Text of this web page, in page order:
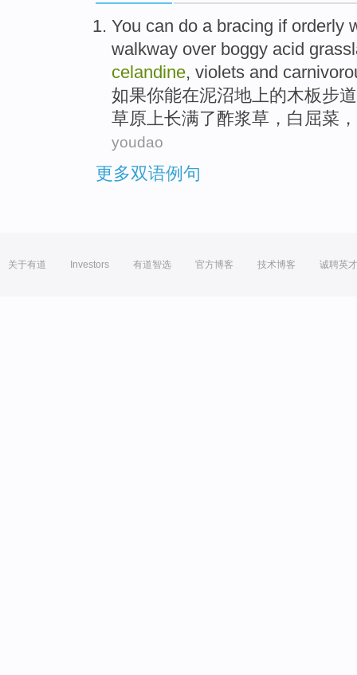
You can do a bracing iforderly
walkway over boggy acid
celandine, violets and
如果你能在泥沼地上的木板步道
草原上长满了酢浆草，白 屈菜，
youdao
更多双语例句
关于有道 Investors 有道智选 官方博客 技术博客 诚聘英才